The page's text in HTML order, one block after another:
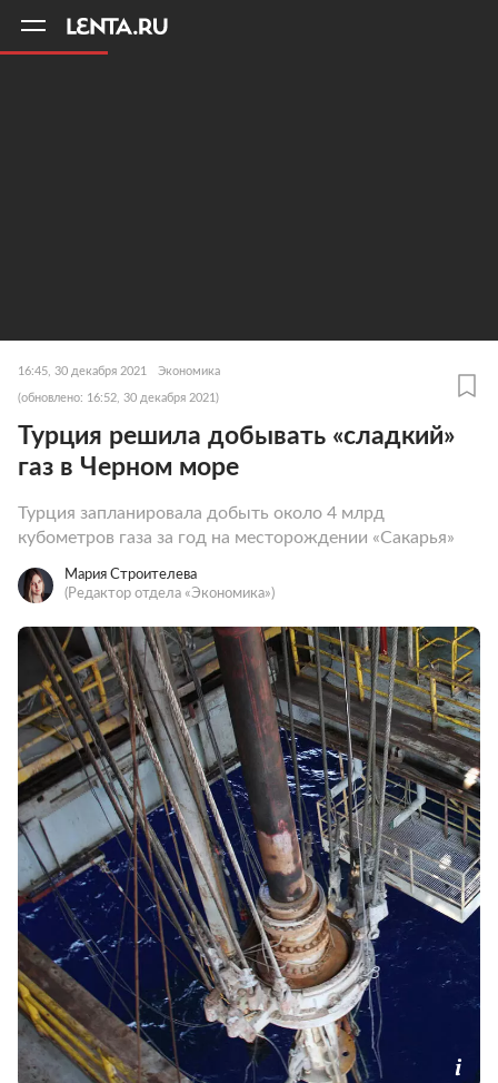
16:45, 30 декабря 2021 Экономика
(обновлено: 16:52, 30 декабря 2021)
Турция решила добывать «сладкий»
газ в Черном море
Турция запланировала добыть около 4 млрд
кубометров газа за год на месторождении «Сакарья»
Мария Строителева
(Редактор отдела «Экономика»)